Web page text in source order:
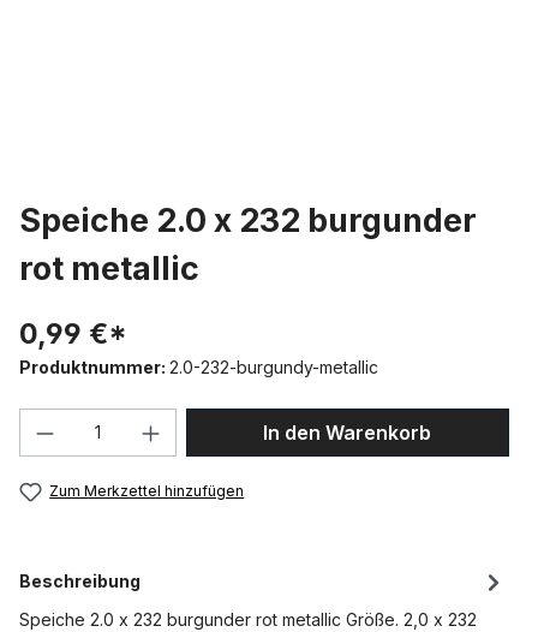
Speiche 2.0 x 232 burgunder
rot metallic
0,99 €*
Produktnummer: 2.0-232-burgundy-metallic
Produkt Anzahl: Gib den gewünschten
In den Warenkorb
Zum Merkzettel hinzufügen
Beschreibung
Speiche 2.0 x 232 burgunder rot metallic Größe. 2,0 x 232